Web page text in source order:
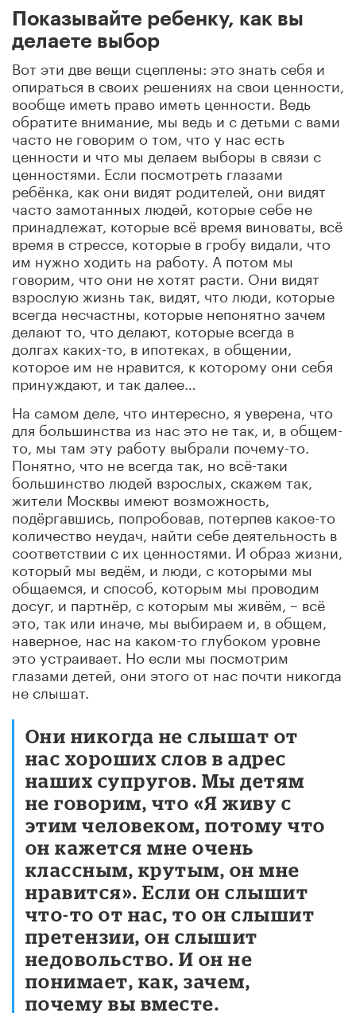
Показывайте ребенку, как вы
делаете выбор
Вот эти две вещи сцеплены: это знать себя и
опираться в своих решениях на свои ценности,
вообще иметь право иметь ценности. Ведь
обратите внимание, мы ведь и с детьми с вами
часто не говорим о том, что у нас есть
ценности и что мы делаем выборы в связи с
ценностями. Если посмотреть глазами
ребёнка, как они видят родителей, они видят
часто замотанных людей, которые себе не
принадлежат, которые всё время виноваты, всё
время в стрессе, которые в гробу видали, что
им нужно ходить на работу. А потом мы
говорим, что они не хотят расти. Они видят
взрослую жизнь так, видят, что люди, которые
всегда несчастны, которые непонятно зачем
делают то, что делают, которые всегда в
долгах каких-то, в ипотеках, в общении,
которое им не нравится, к которому они себя
принуждают, и так далее…
На самом деле, что интересно, я уверена, что
для большинства из нас это не так, и, в общем-
то, мы там эту работу выбрали почему-то.
Понятно, что не всегда так, но всё-таки
большинство людей взрослых, скажем так,
жители Москвы имеют возможность,
подёргавшись, попробовав, потерпев какое-то
количество неудач, найти себе деятельность в
соответствии с их ценностями. И образ жизни,
который мы ведём, и люди, с которыми мы
общаемся, и способ, которым мы проводим
досуг, и партнёр, с которым мы живём, – всё
это, так или иначе, мы выбираем и, в общем,
наверное, нас на каком-то глубоком уровне
это устраивает. Но если мы посмотрим
глазами детей, они этого от нас почти никогда
не слышат.
Они никогда не слышат от
нас хороших слов в адрес
наших супругов. Мы детям
не говорим, что «Я живу с
этим человеком, потому что
он кажется мне очень
классным, крутым, он мне
нравится». Если он слышит
что-то от нас, то он слышит
претензии, он слышит
недовольство. И он не
понимает, как, зачем,
почему вы вместе.